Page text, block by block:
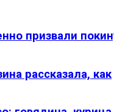
призвали
рассказала, как